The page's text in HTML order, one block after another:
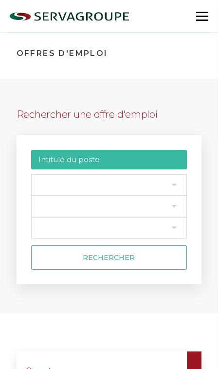
OFFRES D'EMPLOI
Rechercher une offre d'emploi
RECHERCHER